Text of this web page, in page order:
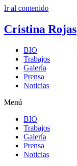
Ir al contenido
Cristina Rojas
BIO
Trabajos
Galería
Prensa
Noticias
Menú
BIO
Trabajos
Galería
Prensa
Noticias